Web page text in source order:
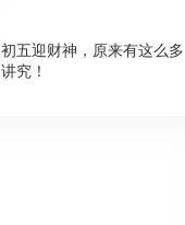
初五迎财神，原来有这么多
讲究！